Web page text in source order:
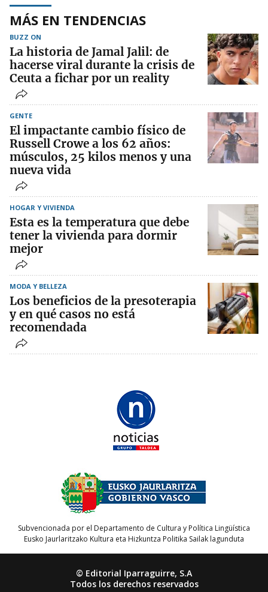
MÁS EN TENDENCIAS
BUZZ ON
La historia de Jamal Jalil: de
hacerse viral durante la crisis de
Ceuta a fichar por un reality
GENTE
El impactante cambio físico de
Russell Crowe a los 62 años:
músculos, 25 kilos menos y una
nueva vida
HOGAR Y VIVIENDA
Esta es la temperatura que debe
tener la vivienda para dormir
mejor
MODA Y BELLEZA
Los beneficios de la presoterapia
y en qué casos no está
recomendada
Subvencionada por el Departamento de Cultura y Política Lingüística
Eusko Jaurlaritzako Kultura eta Hizkuntza Politika Sailak lagunduta
© Editorial Iparraguirre, S.A
Todos los derechos reservados